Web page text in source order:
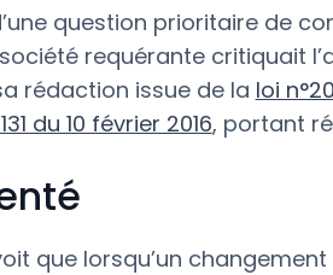
question prioritaire de
requérante critiquait
rédaction issue de la loi
du 10 février 2016, portant
que lorsqu’un